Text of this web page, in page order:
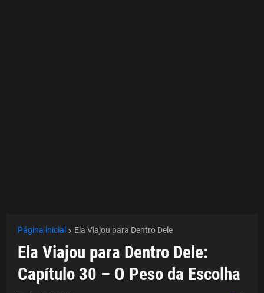
Página inicial Ela Viajou para Dentro Dele
Ela Viajou para Dentro Dele:
Capítulo 30 – O Peso da Escolha